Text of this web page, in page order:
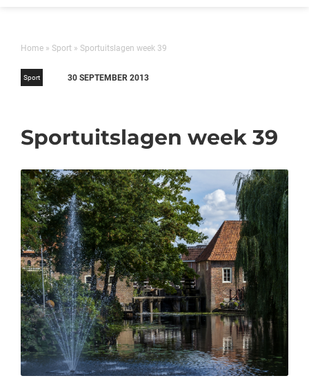
Home» Sport» Sportuitslagen week 39
Sport 30 SEPTEMBER 2013
Sportuitslagen week 39